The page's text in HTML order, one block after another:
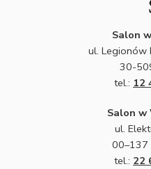
Salon
ul. Legionów
30-
tel.: 12
Salon w
ul.
00–137
tel.: 22